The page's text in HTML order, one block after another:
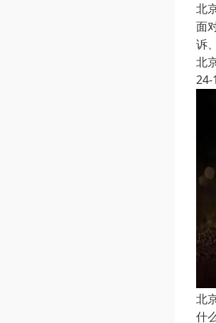
北
面
诉
北
24-
北
什